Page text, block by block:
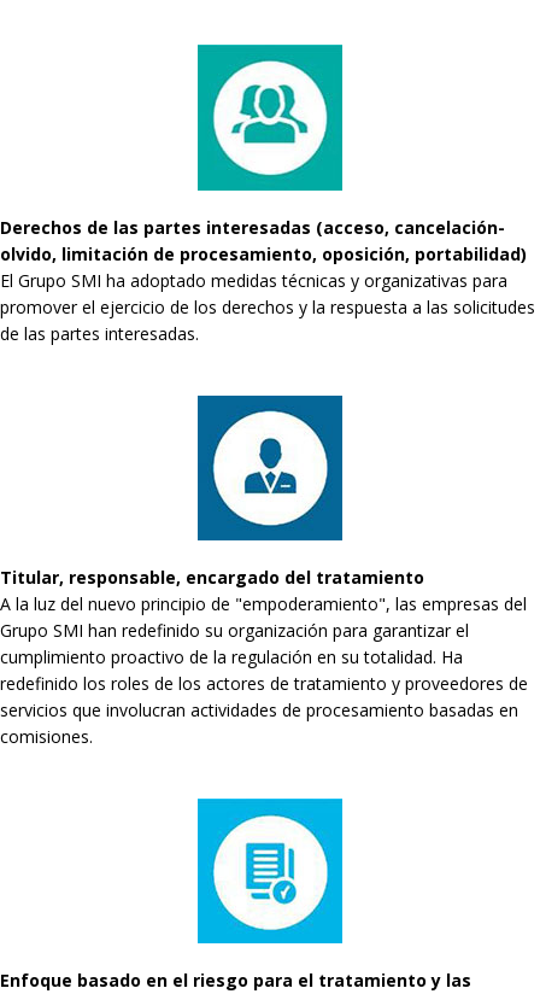
Derechos de las partes interesadas (acceso, cancelación-
olvido, limitación de procesamiento, oposición, portabilidad)
El Grupo SMI ha adoptado medidas técnicas y organizativas para
promover el ejercicio de los derechos y la respuesta a las solicitudes
de las partes interesadas.
Titular, responsable, encargado del tratamiento
A la luz del nuevo principio de "empoderamiento", las empresas del
Grupo SMI han redefinido su organización para garantizar el
cumplimiento proactivo de la regulación en su totalidad. Ha
redefinido los roles de los actores de tratamiento y proveedores de
servicios que involucran actividades de procesamiento basadas en
comisiones.
Enfoque basado en el riesgo para el tratamiento y las